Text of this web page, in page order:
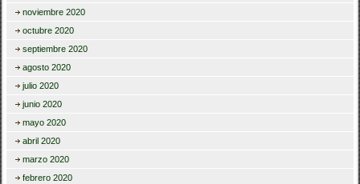
noviembre 2020
octubre 2020
septiembre 2020
agosto 2020
julio 2020
junio 2020
mayo 2020
abril 2020
marzo 2020
febrero 2020